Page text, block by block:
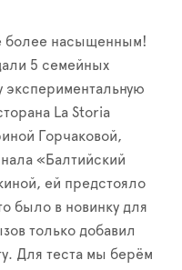
более насыщенным!
5 семейных
экспериментальную
La Storia
Горчаковой,
«Балтийский
ей предстояло
было в новинку для
только добавил
Для теста мы берём